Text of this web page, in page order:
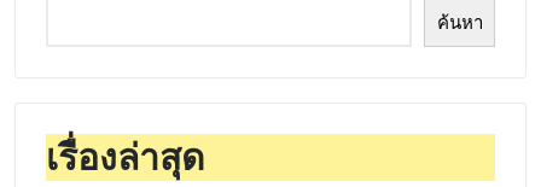
ค้นหา
เรื่องล่าสุด